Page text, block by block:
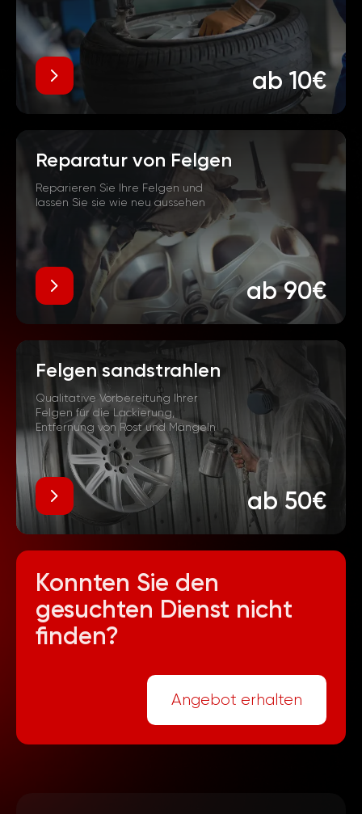
ab 10€
Reparatur von Felgen
Reparieren Sie Ihre Felgen und
lassen Sie sie wie neu aussehen
ab 90€
Felgen sandstrahlen
Qualitative Vorbereitung Ihrer
Felgen für die Lackierung,
Entfernung von Rost und Mängeln
ab 50€
Konnten Sie den
gesuchten Dienst nicht
finden?
Angebot erhalten